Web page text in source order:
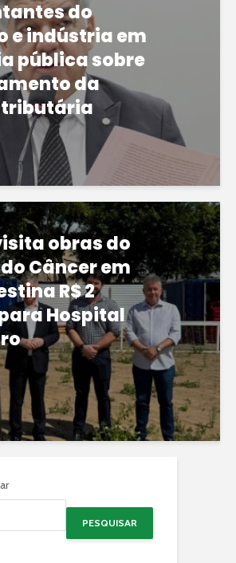
do
e indústria em
pública sobre
da
obras do
Câncer em
R$ 2
Hospital
PESQUISAR